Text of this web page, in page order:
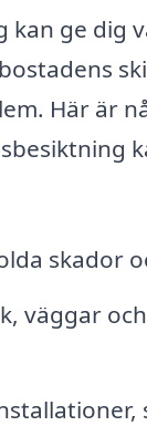
kan ge dig
Här är
skador
väggar